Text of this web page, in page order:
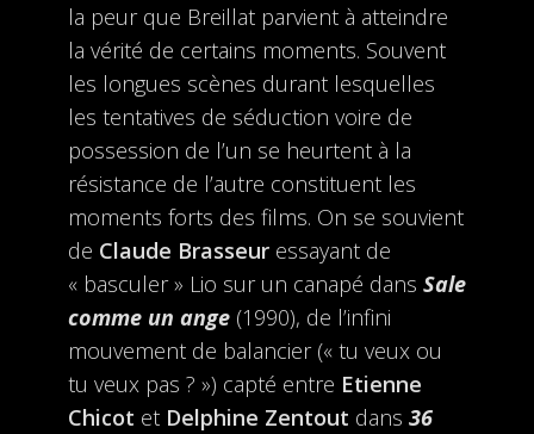
la peur que Breillat parvient à atteindre
la vérité de certains moments. Souvent
les longues scènes durant lesquelles
les tentatives de séduction voire de
possession de l’un se heurtent à la
résistance de l’autre constituent les
moments forts des films. On se souvient
de Claude Brasseuressayant de
« basculer » Lio sur un canapé dans Sale
comme un ange(1990), de l’infini
mouvement de balancier (« tu veux ou
tu veux pas ? ») capté entre Etienne
Chicot et Delphine Zentout dans 36